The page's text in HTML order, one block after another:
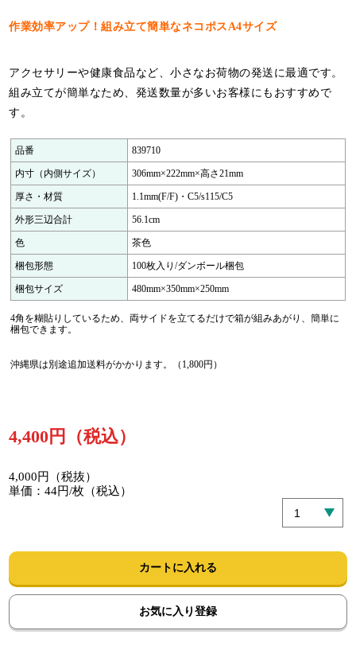
作業効率アップ！組み立て簡単なネコポスA4サイズ
アクセサリーや健康食品など、小さなお荷物の発送に最適です。
組み立てが簡単なため、発送数量が多いお客様にもおすすめで
す。
品番 839710
内寸（内側サイズ） 306mm×222mm×高さ21mm
厚さ・材質 1.1mm(F/F)・C5/s115/C5
外形三辺合計 56.1cm
色 茶色
梱包形態 100枚入り/ダンボール梱包
梱包サイズ 480mm×350mm×250mm
4角を糊貼りしているため、両サイドを立てるだけで箱が組みあがり、簡単に
梱包できます。
沖縄県は別途追加送料がかかります。（1,800円）
4,400円（税込）
4,000円（税抜）
単価：44円/枚（税込）
カートに入れる
お気に入り登録